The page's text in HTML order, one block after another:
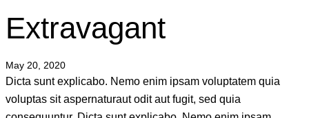
Extravagant
May 20, 2020
Dicta sunt explicabo. Nemo enim ipsam voluptatem quia
voluptas sit aspernaturaut odit aut fugit, sed quia